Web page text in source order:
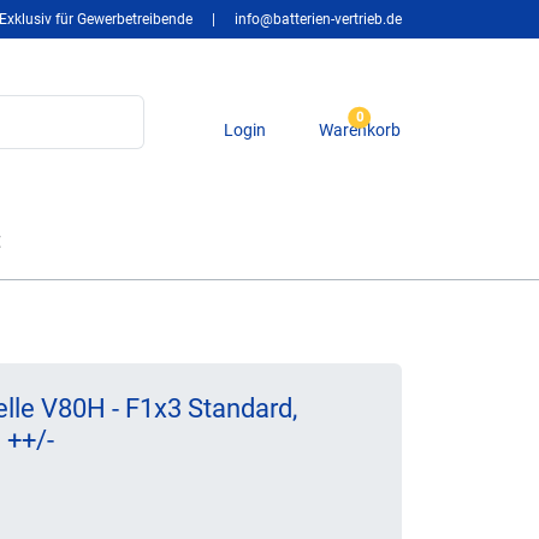
Exklusiv für Gewerbetreibende info@batterien-vertrieb.de
Login
0
Warenkorb
V80H - F1x3 Standard,
++/-